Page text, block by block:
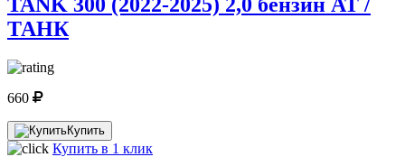
ТАНК
660
Купить
Купить в 1 клик